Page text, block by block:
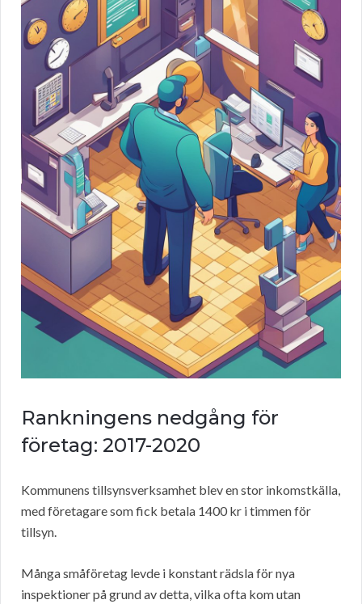
Rankningens nedgång för
företag: 2017-2020
Kommunens tillsynsverksamhet blev en stor inkomstkälla,
med företagare som fick betala 1400 kr i timmen för
tillsyn.
Många småföretag levde i konstant rädsla för nya
inspektioner på grund av detta, vilka ofta kom utan